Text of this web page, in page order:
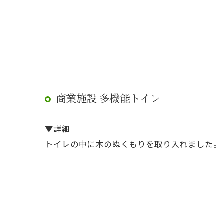
商業施設 多機能トイレ
▼詳細
トイレの中に木のぬくもりを取り入れました